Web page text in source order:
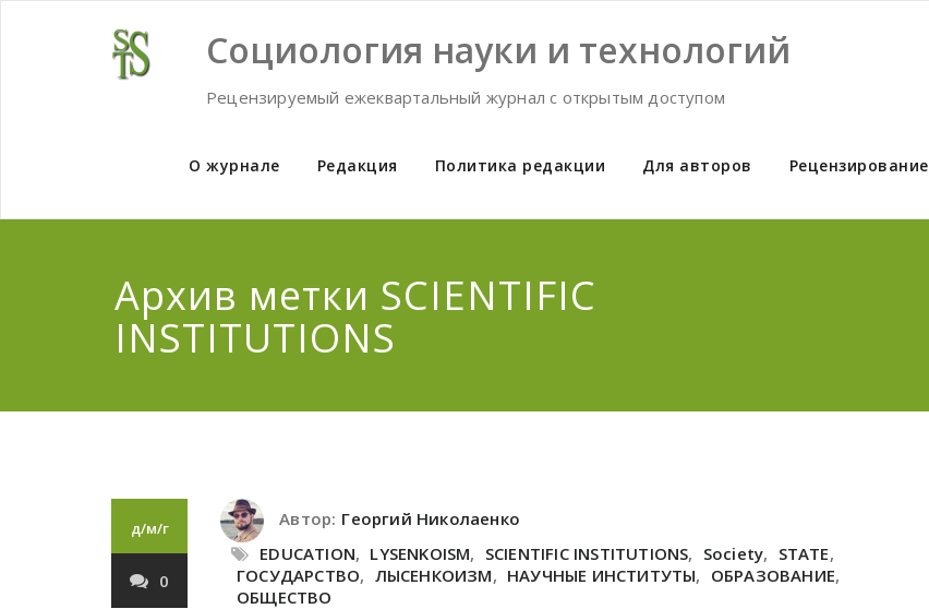
Социология науки и технологий
Рецензируемый ежеквартальный журнал с открытым доступом
О журнале Редакция Политика редакции Для авторов Рецензирование
Архив метки SCIENTIFIC
INSTITUTIONS
д/м/г
0
Автор: Георгий Николаенко
EDUCATION, LYSENKOISM, SCIENTIFIC INSTITUTIONS, Society, STATE,
ГОСУДАРСТВО, ЛЫСЕНКОИЗМ, НАУЧНЫЕ ИНСТИТУТЫ, ОБРАЗОВАНИЕ,
ОБЩЕСТВО